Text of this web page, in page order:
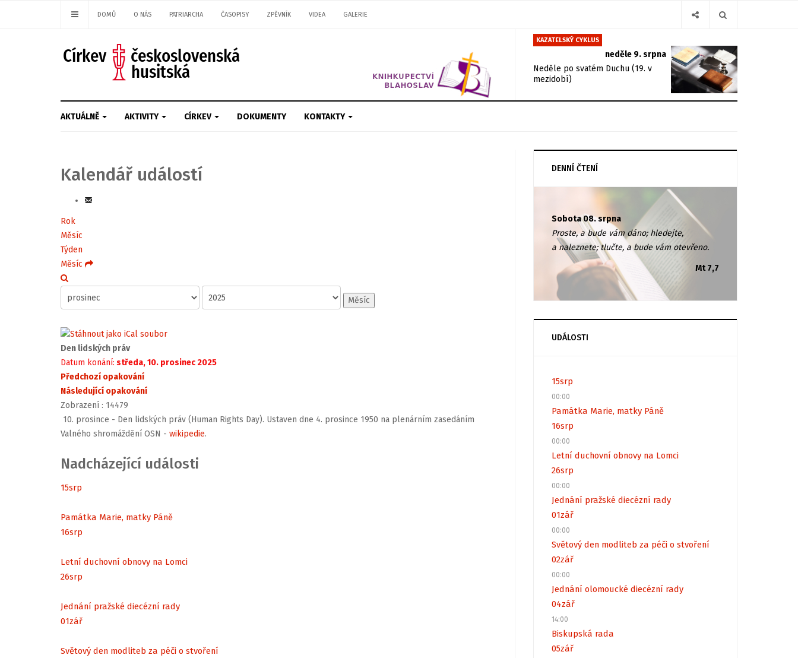
DOMŮ O NÁS PATRIARCHA ČASOPISY ZPĚVNÍK VIDEA GALERIE
KAZATELSKÝ CYKLUS
neděle 9. srpna
Neděle po svatém Duchu (19. v
mezidobí)
AKTUÁLNĚ AKTIVITY CÍRKEV DOKUMENTY KONTAKTY
Kalendář událostí
Rok
Měsíc
Týden
Měsíc
Měsíc
Den lidských práv
Datum konání: středa, 10. prosinec 2025
Předchozí opakování
Následující opakování
Zobrazení : 14479
10. prosince - Den lidských práv (Human Rights Day). Ustaven dne 4. prosince 1950 na plenárním zasedáním
Valného shromáždění OSN - wikipedie.
Nadcházející události
15srp
Památka Marie, matky Páně
16srp
Letní duchovní obnovy na Lomci
26srp
Jednání pražské diecézní rady
01zář
Světový den modliteb za péči o stvoření
DENNÍ ČTENÍ
Sobota 08. srpna
Proste, a bude vám dáno; hledejte,
a naleznete; tlučte, a bude vám otevřeno.
Mt 7,7
UDÁLOSTI
15srp
00:00
Památka Marie, matky Páně
16srp
00:00
Letní duchovní obnovy na Lomci
26srp
00:00
Jednání pražské diecézní rady
01zář
00:00
Světový den modliteb za péči o stvoření
02zář
00:00
Jednání olomoucké diecézní rady
04zář
14:00
Biskupská rada
05zář